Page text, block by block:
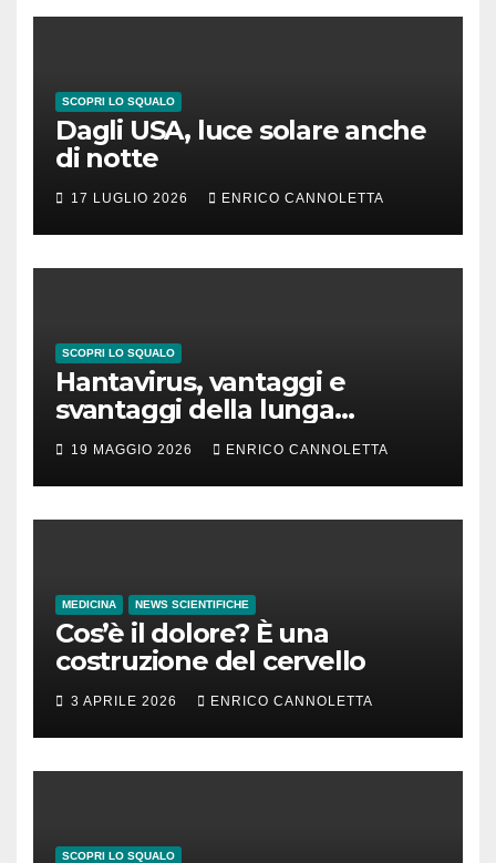
SCOPRI LO SQUALO
Dagli USA, luce solare anche
di notte
17 LUGLIO 2026 ENRICO CANNOLETTA
SCOPRI LO SQUALO
Hantavirus, vantaggi e
svantaggi della lunga
incubazione
19 MAGGIO 2026 ENRICO CANNOLETTA
MEDICINA NEWS SCIENTIFICHE
Cos’è il dolore? È una
costruzione del cervello
3 APRILE 2026 ENRICO CANNOLETTA
SCOPRI LO SQUALO